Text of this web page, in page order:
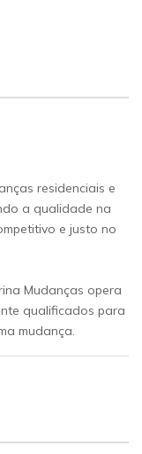
residenciais e
a qualidade na
e justo no
Mudanças opera
qualificados para
mudança.